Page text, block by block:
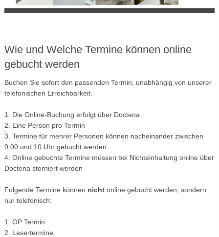
Wie und Welche Termine können online
gebucht werden
Buchen Sie sofort den passenden Termin, unabhängig von unserer
telefonischen Erreichbarkeit.
1. Die Online-Buchung erfolgt über Doctena
2. Eine Person pro Termin
3. Termine für mehrer Personen können nacheinander zwischen
9:00 und 10 Uhr gebucht werden
4. Online gebuchte Termine müssen bei Nichteinhaltung online über
Doctena storniert werden
Folgende Termine können nichtonline gebucht werden, sondern
nur telefonisch:
1. OP Termin
2. Lasertermine